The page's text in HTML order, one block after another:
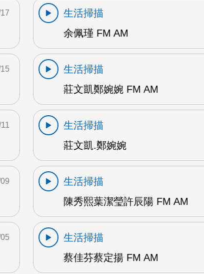
生活掃描
余佩瑾 FM AM
生活掃描
莊文凱鄭婉婉 FM AM
生活掃描
莊文凱.鄭婉婉
生活掃描
陳秀熙葉潔瑩許辰陽 FM AM
生活掃描
蔡佳芬蔡定揚 FM AM